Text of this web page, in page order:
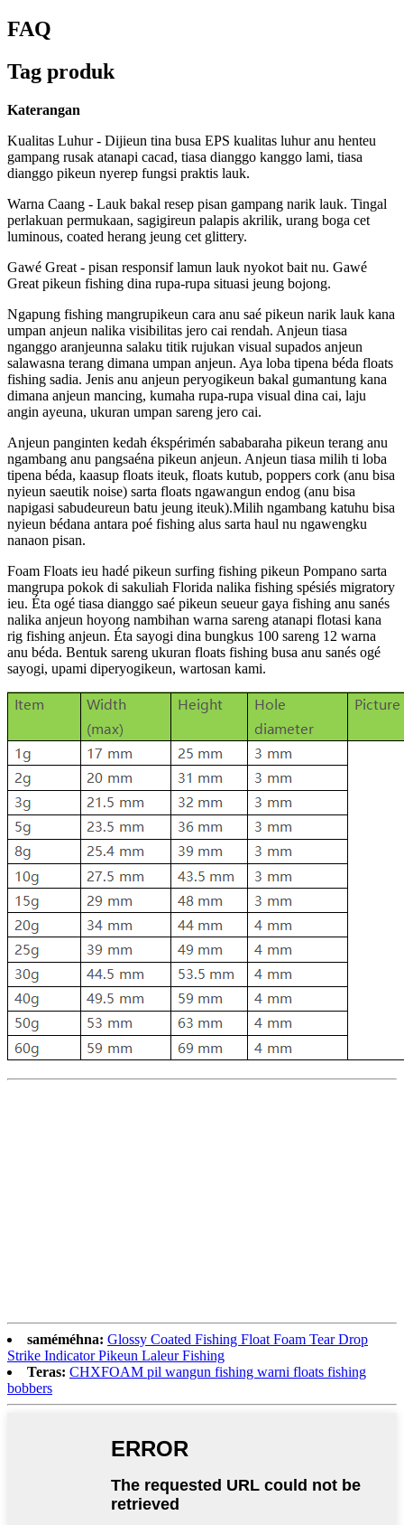
FAQ
Tag produk
Katerangan
Kualitas Luhur - Dijieun tina busa EPS kualitas luhur anu henteu
gampang rusak atanapi cacad, tiasa dianggo kanggo lami, tiasa
dianggo pikeun nyerep fungsi praktis lauk.
Warna Caang - Lauk bakal resep pisan gampang narik lauk. Tingal
perlakuan permukaan, sagigireun palapis akrilik, urang boga cet
luminous, coated herang jeung cet glittery.
Gawé Great - pisan responsif lamun lauk nyokot bait nu. Gawé
Great pikeun fishing dina rupa-rupa situasi jeung bojong.
Ngapung fishing mangrupikeun cara anu saé pikeun narik lauk kana
umpan anjeun nalika visibilitas jero cai rendah. Anjeun tiasa
nganggo aranjeunna salaku titik rujukan visual supados anjeun
salawasna terang dimana umpan anjeun. Aya loba tipena béda floats
fishing sadia. Jenis anu anjeun peryogikeun bakal gumantung kana
dimana anjeun mancing, kumaha rupa-rupa visual dina cai, laju
angin ayeuna, ukuran umpan sareng jero cai.
Anjeun panginten kedah ékspérimén sababaraha pikeun terang anu
ngambang anu pangsaéna pikeun anjeun. Anjeun tiasa milih ti loba
tipena béda, kaasup floats iteuk, floats kutub, poppers cork (anu bisa
nyieun saeutik noise) sarta floats ngawangun endog (anu bisa
napigasi sabudeureun batu jeung iteuk).Milih ngambang katuhu bisa
nyieun bédana antara poé fishing alus sarta haul nu ngawengku
nanaon pisan.
Foam Floats ieu hadé pikeun surfing fishing pikeun Pompano sarta
mangrupa pokok di sakuliah Florida nalika fishing spésiés migratory
ieu. Éta ogé tiasa dianggo saé pikeun seueur gaya fishing anu sanés
nalika anjeun hoyong nambihan warna sareng atanapi flotasi kana
rig fishing anjeun. Éta sayogi dina bungkus 100 sareng 12 warna
anu béda. Bentuk sareng ukuran floats fishing busa anu sanés ogé
sayogi, upami diperyogikeun, wartosan kami.
saméméhna: Glossy Coated Fishing Float Foam Tear Drop
Strike Indicator Pikeun Laleur Fishing
Teras: CHXFOAM pil wangun fishing warni floats fishing
bobbers